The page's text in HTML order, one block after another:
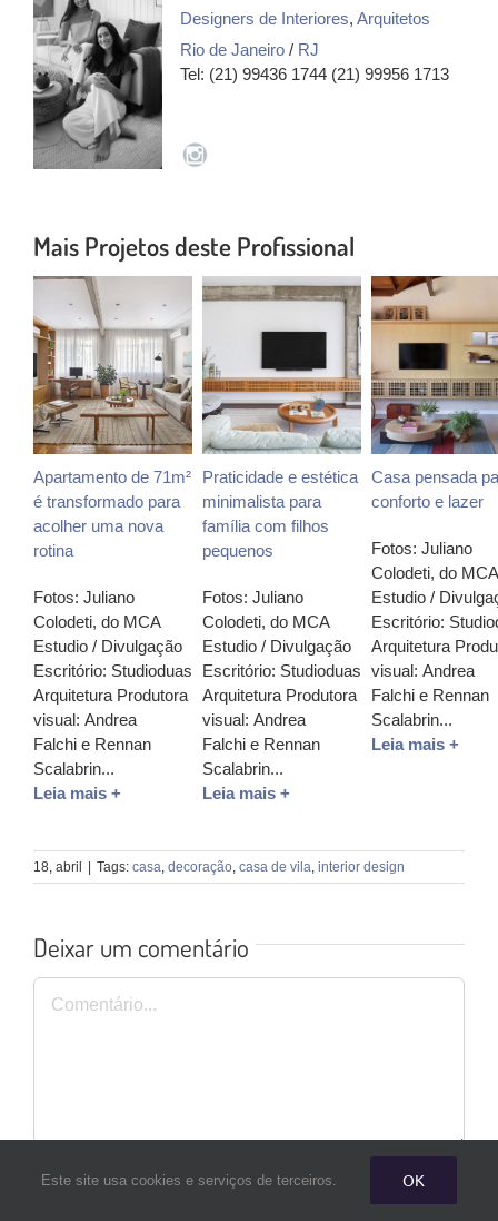
Designers de Interiores, Arquitetos
Rio de Janeiro / RJ
Tel: (21) 99436 1744 (21) 99956 1713
Mais Projetos deste Profissional
Apartamento de 71m²
é transformado para
acolher uma nova
rotina
Fotos: Juliano
Colodeti, do MCA
Estudio / Divulgação
Escritório: Studioduas
Arquitetura Produtora
visual: Andrea
Falchi e Rennan
Scalabrin...
Leia mais +
Praticidade e estética
minimalista para
família com filhos
pequenos
Fotos: Juliano
Colodeti, do MCA
Estudio / Divulgação
Escritório: Studioduas
Arquitetura Produtora
visual: Andrea
Falchi e Rennan
Scalabrin...
Leia mais +
Casa pensada
conforto e lazer
Fotos: Juliano
Colodeti, do MCA
Estudio /
Escritório:
Arquitetura
visual: Andrea
Falchi e Rennan
Scalabrin...
Leia mais +
18, abril | Tags: casa decoração casa de vila interior design
Deixar um comentário
Comentário
Este site usa cookies e serviços de terceiros. OK